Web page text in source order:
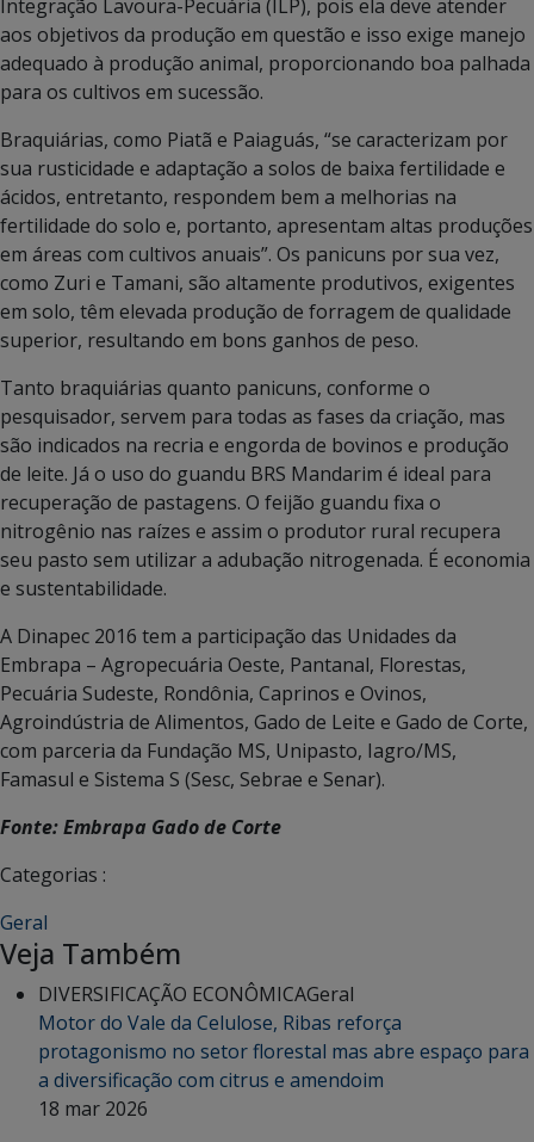
Integração Lavoura-Pecuária (ILP), pois ela deve atender
aos objetivos da produção em questão e isso exige manejo
adequado à produção animal, proporcionando boa palhada
para os cultivos em sucessão.
Braquiárias, como Piatã e Paiaguás, “se caracterizam por
sua rusticidade e adaptação a solos de baixa fertilidade e
ácidos, entretanto, respondem bem a melhorias na
fertilidade do solo e, portanto, apresentam altas produções
em áreas com cultivos anuais”. Os panicuns por sua vez,
como Zuri e Tamani, são altamente produtivos, exigentes
em solo, têm elevada produção de forragem de qualidade
superior, resultando em bons ganhos de peso.
Tanto braquiárias quanto panicuns, conforme o
pesquisador, servem para todas as fases da criação, mas
são indicados na recria e engorda de bovinos e produção
de leite. Já o uso do guandu BRS Mandarim é ideal para
recuperação de pastagens. O feijão guandu fixa o
nitrogênio nas raízes e assim o produtor rural recupera
seu pasto sem utilizar a adubação nitrogenada. É economia
e sustentabilidade.
A Dinapec 2016 tem a participação das Unidades da
Embrapa – Agropecuária Oeste, Pantanal, Florestas,
Pecuária Sudeste, Rondônia, Caprinos e Ovinos,
Agroindústria de Alimentos, Gado de Leite e Gado de Corte,
com parceria da Fundação MS, Unipasto, Iagro/MS,
Famasul e Sistema S (Sesc, Sebrae e Senar).
Fonte: Embrapa Gado de Corte
Categorias :
Geral
Veja Também
DIVERSIFICAÇÃO ECONÔMICAGeral
Motor do Vale da Celulose, Ribas reforça
protagonismo no setor florestal mas abre espaço para
a diversificação com citrus e amendoim
18 mar 2026